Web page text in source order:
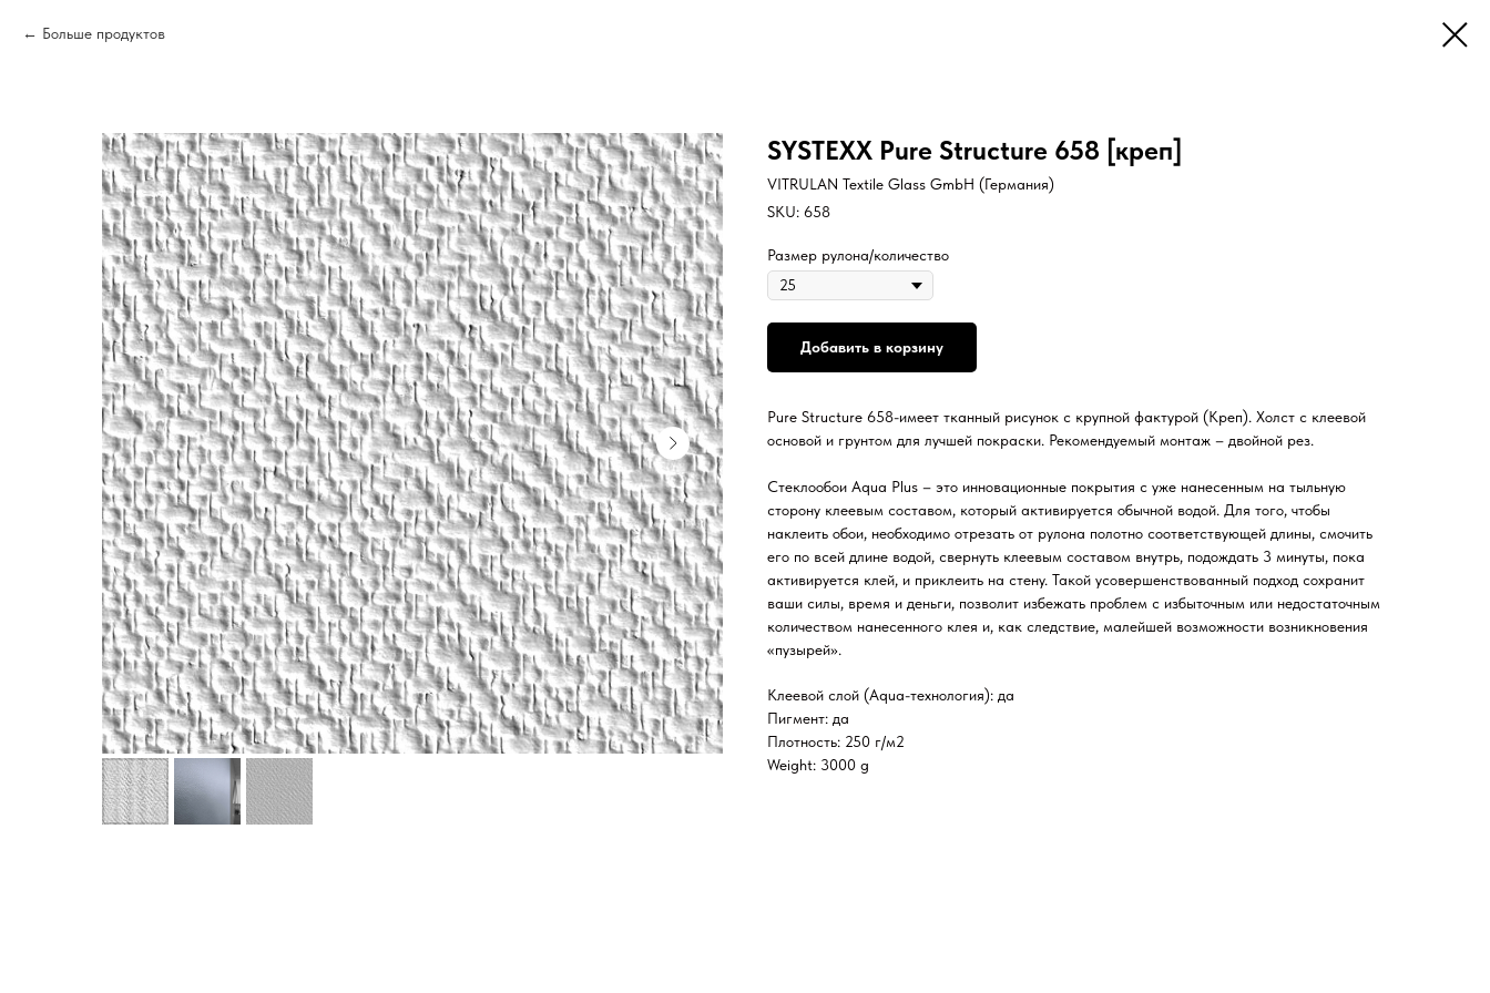
Больше продуктов
SYSTEXX Pure Structure 658 [креп]
VITRULAN Textile Glass GmbH (Германия)
SKU: 658
Размер рулона/количество
Добавить в корзину
Pure Structure 658-имеет тканный рисунок с крупной фактурой (Креп). Холст с клеевой
основой и грунтом для лучшей покраски. Рекомендуемый монтаж – двойной рез.
Стеклообои Aqua Plus – это инновационные покрытия с уже нанесенным на тыльную
сторону клеевым составом, который активируется обычной водой. Для того, чтобы
наклеить обои, необходимо отрезать от рулона полотно соответствующей длины, смочить
его по всей длине водой, свернуть клеевым составом внутрь, подождать 3 минуты, пока
активируется клей, и приклеить на стену. Такой усовершенствованный подход сохранит
ваши силы, время и деньги, позволит избежать проблем с избыточным или недостаточным
количеством нанесенного клея и, как следствие, малейшей возможности возникновения
«пузырей».
Клеевой слой (Aqua-технология): да
Пигмент: да
Плотность: 250 г/м2
Weight: 3000 g